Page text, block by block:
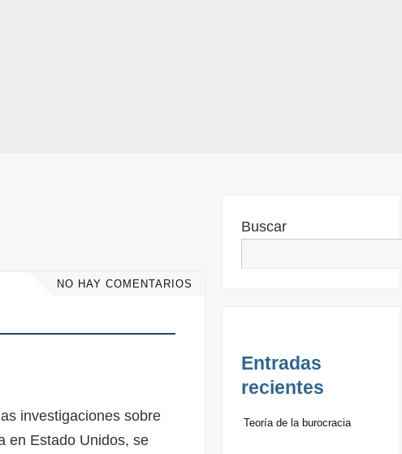
NO HAY COMENTARIOS
investigaciones sobre
en Estado Unidos, se
Buscar
Entradas
recientes
Teoría de la burocracia